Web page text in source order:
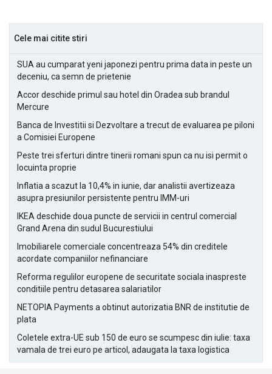
Cele mai citite stiri
SUA au cumparat yeni japonezi pentru prima data in peste un
deceniu, ca semn de prietenie
Accor deschide primul sau hotel din Oradea sub brandul
Mercure
Banca de Investitii si Dezvoltare a trecut de evaluarea pe piloni
a Comisiei Europene
Peste trei sferturi dintre tinerii romani spun ca nu isi permit o
locuinta proprie
Inflatia a scazut la 10,4% in iunie, dar analistii avertizeaza
asupra presiunilor persistente pentru IMM-uri
IKEA deschide doua puncte de servicii in centrul comercial
Grand Arena din sudul Bucurestiului
Imobiliarele comerciale concentreaza 54% din creditele
acordate companiilor nefinanciare
Reforma regulilor europene de securitate sociala inaspreste
conditiile pentru detasarea salariatilor
NETOPIA Payments a obtinut autorizatia BNR de institutie de
plata
Coletele extra-UE sub 150 de euro se scumpesc din iulie: taxa
vamala de trei euro pe articol, adaugata la taxa logistica